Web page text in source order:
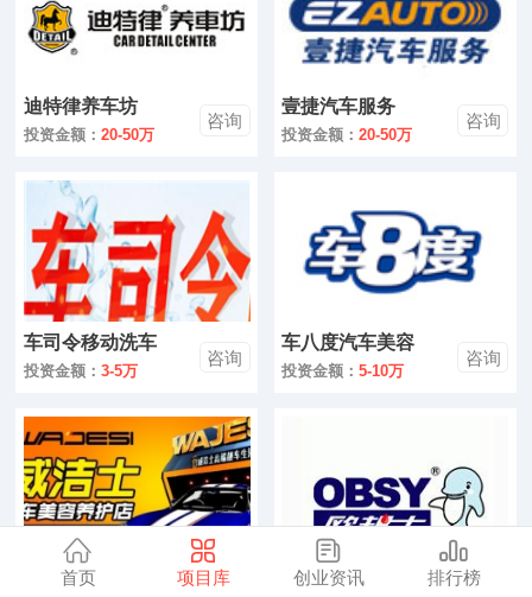
迪特律养车坊
投资金额： 20-50万
咨询
壹捷汽车服务
投资金额：20-50万
咨询
车司令移动洗车
投资金额： 3-5万
咨询
车八度汽车美容
投资金额：5-10万
咨询
威洁士 欧邦士移动洗车
首页 项目库 创业资讯 排行榜
酒水饮品
医药
建材
环保
珠宝
美容
汽车
金融